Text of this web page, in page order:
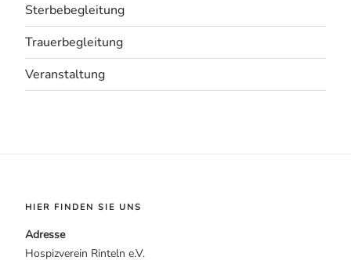
Sterbebegleitung
Trauerbegleitung
Veranstaltung
HIER FINDEN SIE UNS
Adresse
Hospizverein Rinteln e.V.